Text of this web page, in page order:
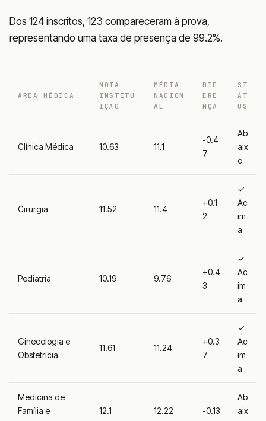
Dos 124 inscritos, 123 compareceram à prova,
representando uma taxa de presença de 99.2%.
ÁREA MÉDICA
NOTA
INSTITU
IÇÃO
MÉDIA
NACION
AL
DIF
ERE
NÇA
ST
AT
US
Clínica Médica 10.63 11.1
-0.4
7
Ab
aix
o
Cirurgia 11.52 11.4
+0.1
2
✓
Ac
im
a
Pediatria 10.19 9.76
+0.4
3
✓
Ac
im
a
Ginecologia e
Obstetrícia
11.61 11.24
+0.3
7
✓
Ac
im
a
Medicina de
Família e
12.1 12.22 -0.13
Ab
aix